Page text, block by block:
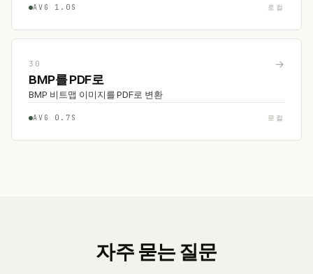
AVG 1.0S 로컬
30 →
BMP를 PDF로
BMP 비트맵 이미지를 PDF로 변환
AVG 0.7S 로컬
자주 묻는 질문